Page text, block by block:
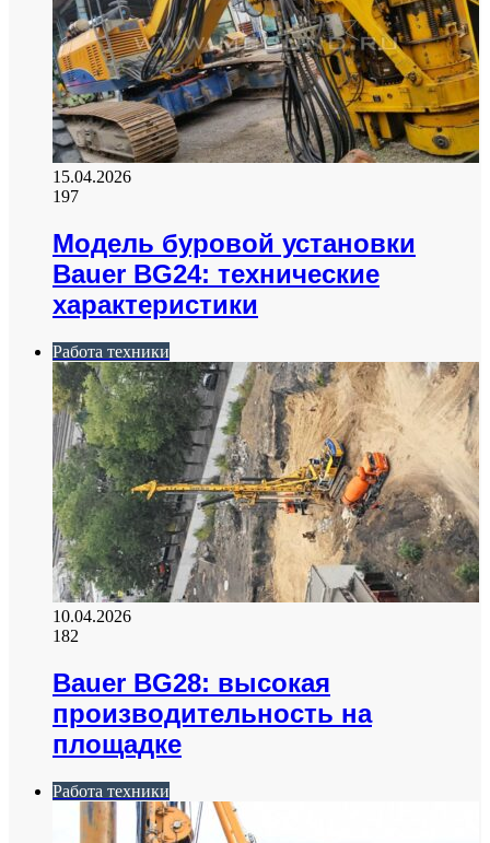
15.04.2026
197
Модель буровой установки
Bauer BG24: технические
характеристики
Работа техники
10.04.2026
182
Bauer BG28: высокая
производительность на
площадке
Работа техники